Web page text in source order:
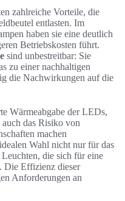
zahlreiche Vorteile, die
entlasten. Im
haben sie eine deutlich
Betriebskosten führt.
sind unbestreitbar: Sie
zu einer nachhaltigen
die Nachwirkungen auf die
Wärmeabgabe der LEDs,
das Risiko von
machen
Wahl nicht nur für das
die sich für eine
Die Effizienz dieser
Anforderungen an